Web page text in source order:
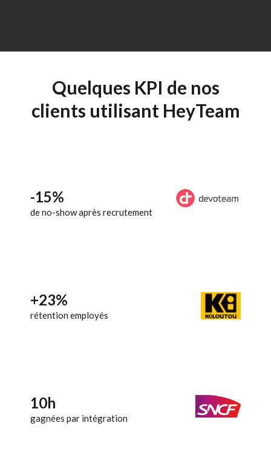
Quelques KPI de nos
clients utilisant HeyTeam
-15%
de no-show après recrutement
+23%
rétention employés
10h
gagnées par intégration